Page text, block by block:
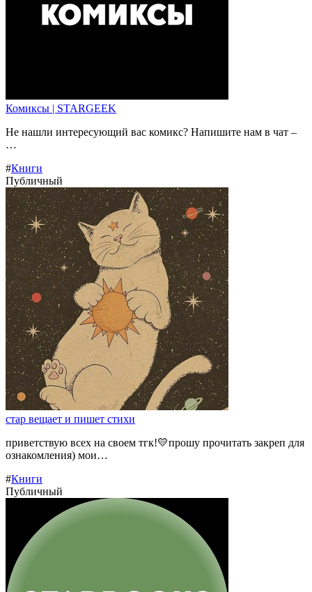
Комиксы | STARGEEK
Не нашли интересующий вас комикс? Напишите нам в чат –
…
#Книги
Публичный
стар вещает и пишет стихи
приветствую всех на своем тгк!💛прошу прочитать закреп для
ознакомления) мои…
#Книги
Публичный